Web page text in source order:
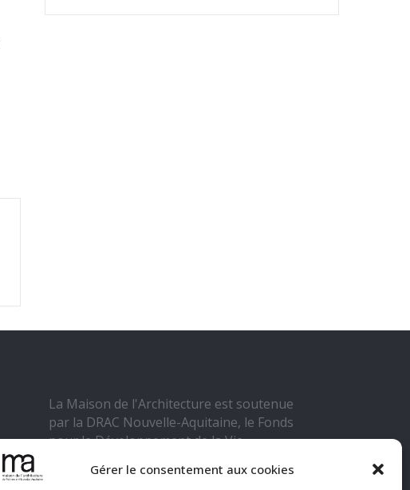
Gérer le consentement aux cookies
La Maison de l'Architecture est soutenue
par la DRAC Nouvelle-Aquitaine, le Fonds
pour le Développement de la Vie
Urbaine, la Ville de Poitiers, l'Ordre